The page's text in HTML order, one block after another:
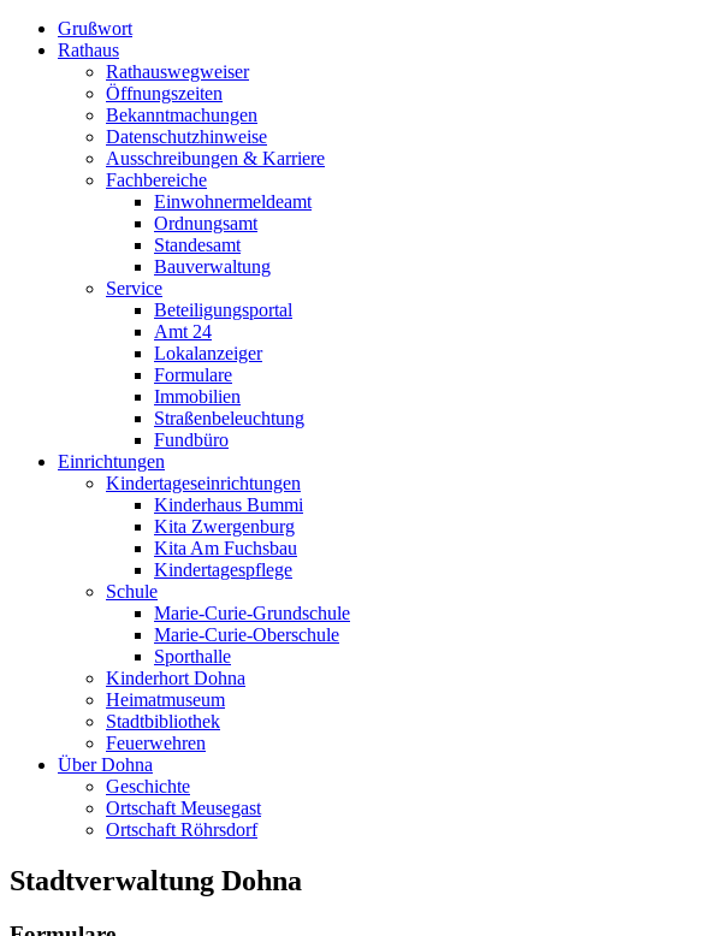
Grußwort
Rathaus
Rathauswegweiser
Öffnungszeiten
Bekanntmachungen
Datenschutzhinweise
Ausschreibungen & Karriere
Fachbereiche
Einwohnermeldeamt
Ordnungsamt
Standesamt
Bauverwaltung
Service
Beteiligungsportal
Amt 24
Lokalanzeiger
Formulare
Immobilien
Straßenbeleuchtung
Fundbüro
Einrichtungen
Kindertageseinrichtungen
Kinderhaus Bummi
Kita Zwergenburg
Kita Am Fuchsbau
Kindertagespflege
Schule
Marie-Curie-Grundschule
Marie-Curie-Oberschule
Sporthalle
Kinderhort Dohna
Heimatmuseum
Stadtbibliothek
Feuerwehren
Über Dohna
Geschichte
Ortschaft Meusegast
Ortschaft Röhrsdorf
Stadtverwaltung Dohna